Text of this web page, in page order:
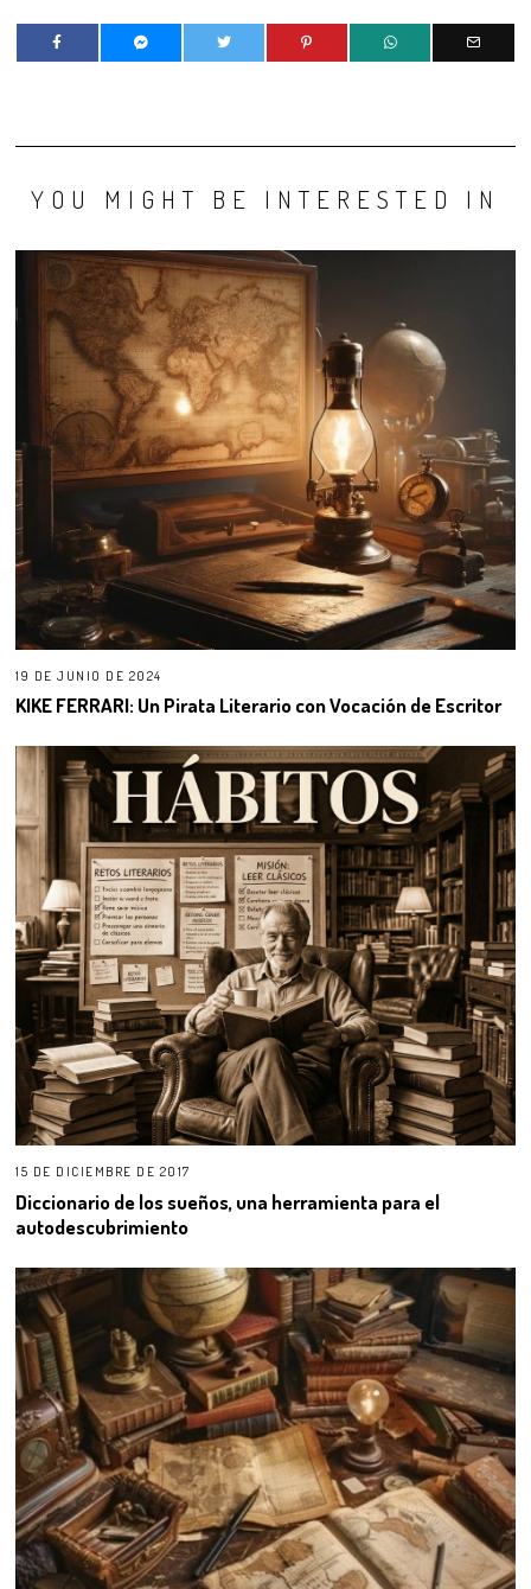
YOU MIGHT BE INTERESTED IN
19 DE JUNIO DE 2024
KIKE FERRARI: Un Pirata Literario con Vocación de Escritor
15 DE DICIEMBRE DE 2017
Diccionario de los sueños, una herramienta para el
autodescubrimiento